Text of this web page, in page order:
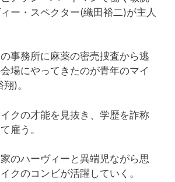
ー・スペクター(織田裕二)が主人
事務所に麻薬の密売捜査から逃
場にやってきたのが青年のマイ
)。
クの才能を見抜き、学歴を詐称
雇う。
のハーヴィーと異端児ながら思
クのコンビが活躍していく。